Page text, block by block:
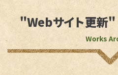
プライバシーポリシー
セキュリティポリシー
特定商取引法に基づく表
即WEB ホームページ
ベーシックプラン
オリジナルプラン
リクルートプラン
"Webサイト更新
Works